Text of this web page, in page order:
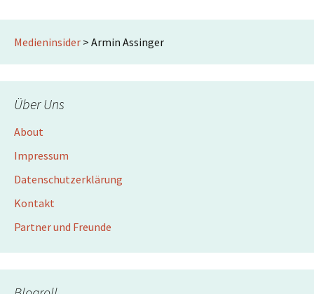
Medieninsider > Armin Assinger
Über Uns
About
Impressum
Datenschutzerklärung
Kontakt
Partner und Freunde